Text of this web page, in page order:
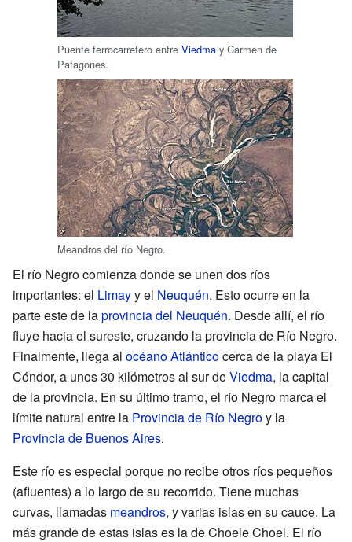
Puente ferrocarretero entre Viedma y Carmen de
Patagones.
Meandros del río Negro.
El río Negro comienza donde se unen dos ríos
importantes: el Limayy el Neuquén. Esto ocurre en la
parte este de laprovincia del Neuquén. Desde allí, el río
fluye hacia el sureste, cruzando la provincia de Río Negro.
Finalmente, llega al océano Atlánticocerca de la playa El
Cóndor, a unos 30 kilómetros al sur deViedma, la capital
de la provincia. En su último tramo, el río Negro marca el
límite natural entre la Provincia de Río Negroy la
Provincia de Buenos Aires.
Este río es especial porque no recibe otros ríos pequeños
(afluentes) a lo largo de su recorrido. Tiene muchas
curvas, llamadas meandros, y varias islas en su cauce. La
más grande de estas islas es la de Choele Choel. El río